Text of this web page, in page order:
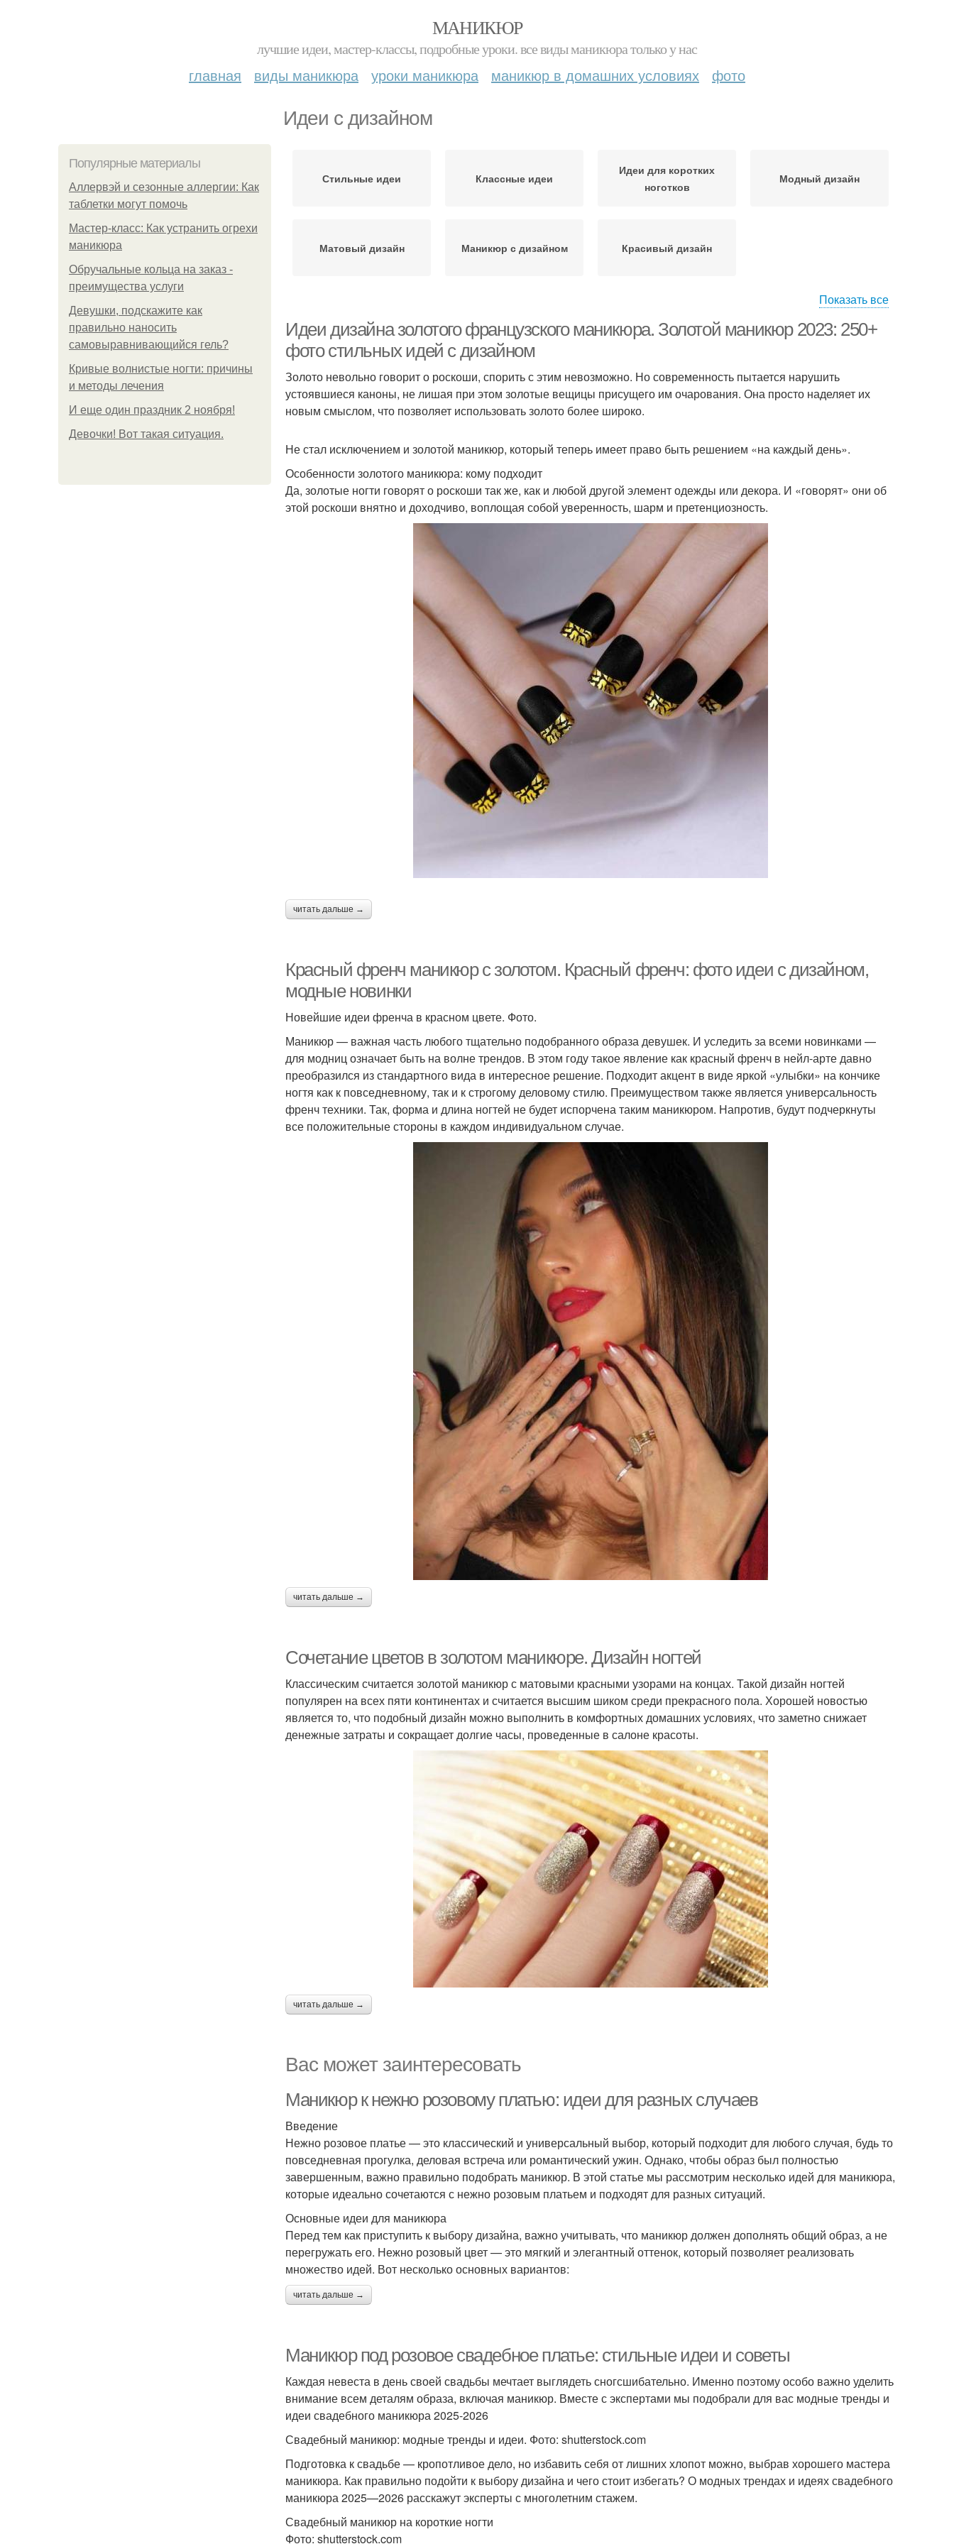
МАНИКЮР
лучшие идеи, мастер-классы, подробные уроки. все виды маникюра только у нас
главная виды маникюра уроки маникюра маникюр в домашних условиях фото
Идеи с дизайном
Популярные материалы
Аллервэй и сезонные аллергии: Как
таблетки могут помочь
Мастер-класс: Как устранить огрехи
маникюра
Обручальные кольца на заказ -
преимущества услуги
Девушки, подскажите как
правильно наносить
самовыравнивающийся гель?
Кривые волнистые ногти: причины
и методы лечения
И еще один праздник 2 ноября!
Девочки! Вот такая ситуация.
Стильные идеи Классные идеи
Идеи для коротких
ноготков
Модный дизайн
Матовый дизайн Маникюр с дизайном Красивый дизайн
Показать все
Идеи дизайна золотого французского маникюра. Золотой маникюр 2023: 250+
фото стильных идей с дизайном
Золото невольно говорит о роскоши, спорить с этим невозможно. Но современность пытается нарушить
устоявшиеся каноны, не лишая при этом золотые вещицы присущего им очарования. Она просто наделяет их
новым смыслом, что позволяет использовать золото более широко.
Не стал исключением и золотой маникюр, который теперь имеет право быть решением «на каждый день».
Особенности золотого маникюра: кому подходит
Да, золотые ногти говорят о роскоши так же, как и любой другой элемент одежды или декора. И «говорят» они об
этой роскоши внятно и доходчиво, воплощая собой уверенность, шарм и претенциозность.
читать дальше →
Красный френч маникюр с золотом. Красный френч: фото идеи с дизайном,
модные новинки
Новейшие идеи френча в красном цвете. Фото.
Маникюр — важная часть любого тщательно подобранного образа девушек. И уследить за всеми новинками —
для модниц означает быть на волне трендов. В этом году такое явление как красный френч в нейл-арте давно
преобразился из стандартного вида в интересное решение. Подходит акцент в виде яркой «улыбки» на кончике
ногтя как к повседневному, так и к строгому деловому стилю. Преимуществом также является универсальность
френч техники. Так, форма и длина ногтей не будет испорчена таким маникюром. Напротив, будут подчеркнуты
все положительные стороны в каждом индивидуальном случае.
читать дальше →
Сочетание цветов в золотом маникюре. Дизайн ногтей
Классическим считается золотой маникюр с матовыми красными узорами на концах. Такой дизайн ногтей
популярен на всех пяти континентах и считается высшим шиком среди прекрасного пола. Хорошей новостью
является то, что подобный дизайн можно выполнить в комфортных домашних условиях, что заметно снижает
денежные затраты и сокращает долгие часы, проведенные в салоне красоты.
читать дальше →
Вас может заинтересовать
Маникюр к нежно розовому платью: идеи для разных случаев
Введение
Нежно розовое платье — это классический и универсальный выбор, который подходит для любого случая, будь то
повседневная прогулка, деловая встреча или романтический ужин. Однако, чтобы образ был полностью
завершенным, важно правильно подобрать маникюр. В этой статье мы рассмотрим несколько идей для маникюра,
которые идеально сочетаются с нежно розовым платьем и подходят для разных ситуаций.
Основные идеи для маникюра
Перед тем как приступить к выбору дизайна, важно учитывать, что маникюр должен дополнять общий образ, а не
перегружать его. Нежно розовый цвет — это мягкий и элегантный оттенок, который позволяет реализовать
множество идей. Вот несколько основных вариантов:
читать дальше →
Маникюр под розовое свадебное платье: стильные идеи и советы
Каждая невеста в день своей свадьбы мечтает выглядеть сногсшибательно. Именно поэтому особо важно уделить
внимание всем деталям образа, включая маникюр. Вместе с экспертами мы подобрали для вас модные тренды и
идеи свадебного маникюра 2025-2026
Свадебный маникюр: модные тренды и идеи. Фото: shutterstock.com
Подготовка к свадьбе — кропотливое дело, но избавить себя от лишних хлопот можно, выбрав хорошего мастера
маникюра. Как правильно подойти к выбору дизайна и чего стоит избегать? О модных трендах и идеях свадебного
маникюра 2025—2026 расскажут эксперты с многолетним стажем.
Свадебный маникюр на короткие ногти
Фото: shutterstock.com